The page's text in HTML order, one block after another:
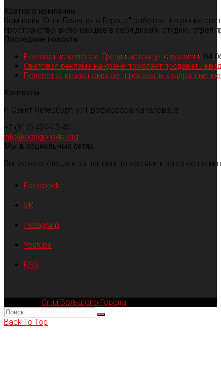
Кратко о компании
Компания "Огни Большого Города" работает на рынке
пространство, включающее в себя дизайн-студию, отдел
Последние новости
Реклама на колесах. Тренд настоящего времени
Световая реклама на кране помогает продавать
Подсветка крана помогает продавать квадратные
Контакты
г. Санкт-Петербург, ул Профессора Качалова, 8
+7 (812) 424-43-45
info@ognigoroda.org
Мы в социальных сетях
Вы можете следить за нашими новостями и
Facebook
VK
Instagram
Youtube
RSS
Огни Большого Города
Back To Top